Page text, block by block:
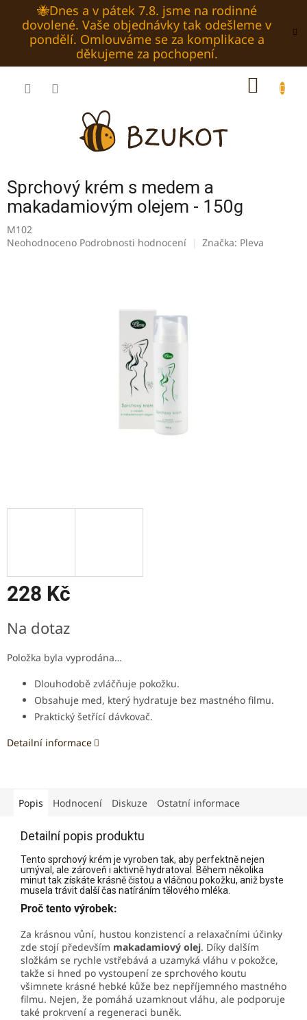
obsah
🐝Dnes a v pátek 7.8. jsme na rodinné
dovolené. Vaše objednávky tak odešleme v
pondělí. Omlouváme se za komplikace a
děkujeme za pochopení.
Sprchový krém s medem a
makadamiovým olejem - 150g
M102
Průměrné
Neohodnoceno Podrobnosti hodnocení Značka: Pleva
228 Kč
cena:
Na dotaz
Položka byla vyprodána…
Dlouhodobě zvláčňuje pokožku.
Obsahuje med, který hydratuje bez mastného filmu.
Praktický šetřící dávkovač.
Detailní informace
Popis Hodnocení Diskuze Ostatní informace
Detailní popis produktu
Tento sprchový krém je vyroben tak, aby perfektně nejen
umýval, ale zároveň i aktivně hydratoval. Během několika
minut tak získáte krásně čistou a vláčnou pokožku, aniž byste
musela trávit další čas natíráním tělového mléka.
Proč tento výrobek:
Za krásnou vůní, hustou konzistencí a relaxačními účinky
zde stojí především makadamiový olej. Díky dalším
složkám se rychle vstřebává a uzamyká vláhu v pokožce,
takže si hned po vystoupení ze sprchového koutu
všimnete krásné hebké kůže bez nepříjemného mastného
filmu. Nejen, že pomáhá uzamknout vláhu, ale podporuje
také prokrvení a regeneraci buněk.